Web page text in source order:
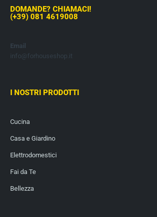
DOMANDE? CHIAMACI!
(+39) 081 4619008
Email
info@forhouseshop.it
I NOSTRI PRODOTTI
Cucina
Casa e Giardino
Elettrodomestici
Fai da Te
Bellezza